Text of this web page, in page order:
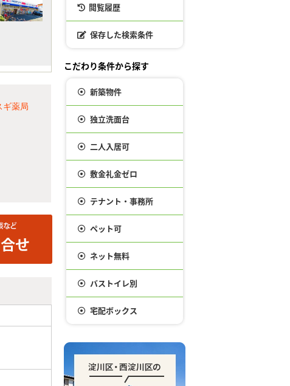
ギ薬局
閲覧履歴
保存した検索条件
こだわり条件から探す
新築物件
独立洗面台
二人入居可
敷金礼金ゼロ
テナント・事務所
ペット可
ネット無料
バストイレ別
宅配ボックス